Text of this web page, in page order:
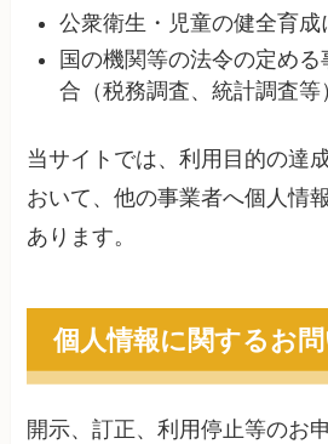
公衆衛生・児童の健全育成
国の機関等の法令の定め
合（税務調査、統計調査等
当サイトでは、利用目的の達
おいて、他の事業者へ個人情
あります。
個人情報に関するお
開示、訂正、利用停止等のお